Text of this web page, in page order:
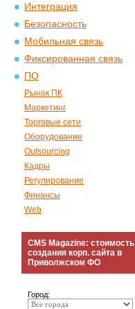
Интеграция
Безопасность
Мобильная связь
Фиксированная связь
ПО
Рынок ПК
Маркетинг
Торговые сети
Оборудование
Outsourcing
Кадры
Регулирование
Финансы
Web
CMS Magazine: стоимость
создания корп. сайта в
Приволжском ФО
Город: